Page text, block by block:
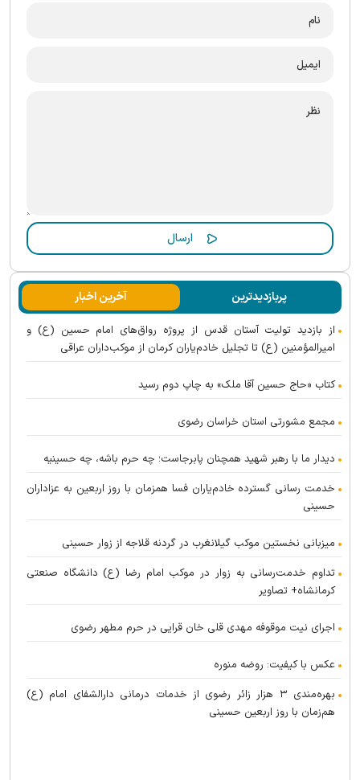
پربازدیدترین آخرین اخبار
از بازدید تولیت آستان قدس از پروژه رواق‌های امام حسین (ع) و
امیرالمؤمنین (ع) تا تجلیل خادم‌یاران کرمان از موکب‌داران عراقی
کتاب «حاج حسین آقا ملک» به چاپ دوم رسید
مجمع مشورتی استان خراسان رضوی
دیدار ما با رهبر شهید همچنان پابرجاست؛ چه حرم باشه، چه حسینیه
خدمت رسانی گسترده خادم‌یاران فسا همزمان با روز اربعین به عزاداران
حسینی
میزبانی نخستین موکب گیلانغرب در گردنه قلاجه از زوار حسینی
تداوم خدمت‌رسانی به زوار در موکب امام رضا (ع) دانشگاه صنعتی
کرمانشاه+ تصاویر
اجرای نیت موقوفه مهدی قلی خان قرایی در حرم مطهر رضوی
عکس با کیفیت: روضه منوره
بهره‌مندی ۳ هزار زائر رضوی از خدمات درمانی دارالشفای امام (ع)
هم‌زمان با روز اربعین حسینی